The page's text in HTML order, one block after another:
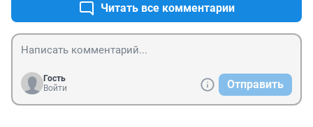
Читать все комментарии
Гость
Войти
Отправить